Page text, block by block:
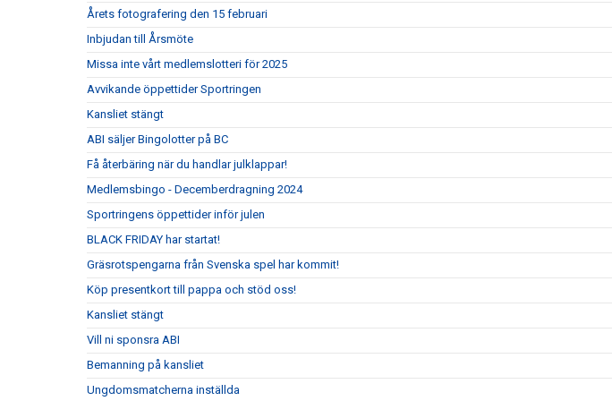
Årets fotografering den 15 februari
Inbjudan till Årsmöte
Missa inte vårt medlemslotteri för 2025
Avvikande öppettider Sportringen
Kansliet stängt
ABI säljer Bingolotter på BC
Få återbäring när du handlar julklappar!
Medlemsbingo - Decemberdragning 2024
Sportringens öppettider inför julen
BLACK FRIDAY har startat!
Gräsrotspengarna från Svenska spel har kommit!
Köp presentkort till pappa och stöd oss!
Kansliet stängt
Vill ni sponsra ABI
Bemanning på kansliet
Ungdomsmatcherna inställda